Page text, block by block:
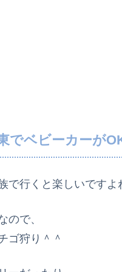
でベビーカーが
で行くと楽しいですよ
ので、
ゴ狩り＾＾